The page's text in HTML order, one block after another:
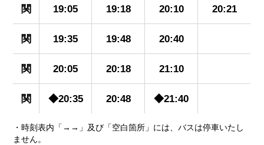
関 19:05 19:18 20:10 20:21
関 19:35 19:48 20:40
関 20:05 20:18 21:10
関 ◆20:35 20:48 ◆21:40
・時刻表内「→→」及び「空白箇所」には、バスは停車いたし
ません。